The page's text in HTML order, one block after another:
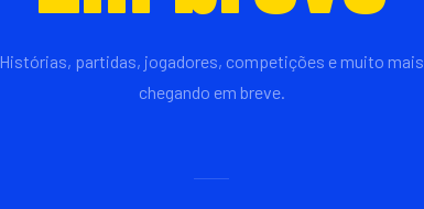
Histórias, partidas, jogadores, competições e muito mais
chegando em breve.